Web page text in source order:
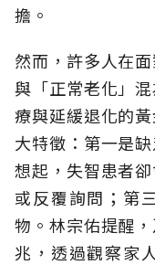
擔。
然而，許多人在
與「正常老化」
療與延緩退化的
大特徵：第一是
想起，失智患者
或反覆詢問；第
物。林宗佑提醒
兆，透過觀察家